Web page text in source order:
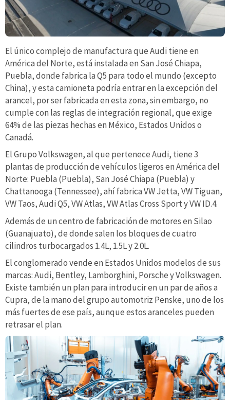
El único complejo de manufactura que Audi tiene en
América del Norte, está instalada en San José Chiapa,
Puebla, donde fabrica la Q5 para todo el mundo (excepto
China), y esta camioneta podría entrar en la excepción del
arancel, por ser fabricada en esta zona, sin embargo, no
cumple con las reglas de integración regional, que exige
64% de las piezas hechas en México, Estados Unidos o
Canadá.
El Grupo Volkswagen, al que pertenece Audi, tiene 3
plantas de producción de vehículos ligeros en América del
Norte: Puebla (Puebla), San José Chiapa (Puebla) y
Chattanooga (Tennessee), ahí fabrica VW Jetta, VW Tiguan,
VW Taos, Audi Q5, VW Atlas, VW Atlas Cross Sport y VW ID.4.
Además de un centro de fabricación de motores en Silao
(Guanajuato), de donde salen los bloques de cuatro
cilindros turbocargados 1.4L, 1.5L y 2.0L.
El conglomerado vende en Estados Unidos modelos de sus
marcas: Audi, Bentley, Lamborghini, Porsche y Volkswagen.
Existe también un plan para introducir en un par de años a
Cupra, de la mano del grupo automotriz Penske, uno de los
más fuertes de ese país, aunque estos aranceles pueden
retrasar el plan.